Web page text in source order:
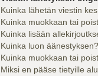
Kuinka lähetän viestin
Kuinka muokkaan tai
Kuinka lisään
Kuinka luon äänestyksen?
Kuinka muokkaan tai
Miksi en pääse tietyille